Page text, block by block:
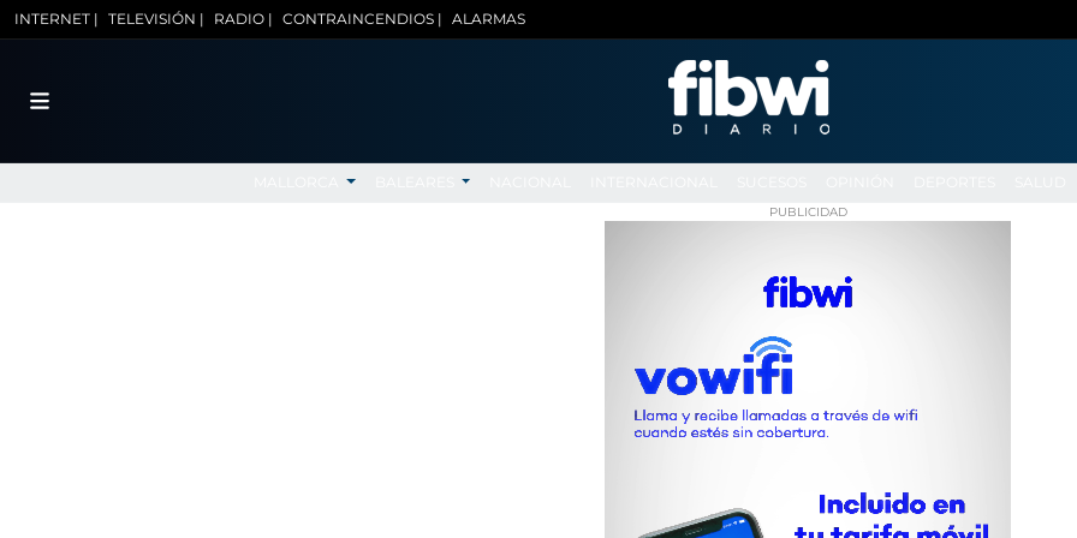
INTERNET | TELEVISIÓN | RADIO | CONTRAINCENDIOS | ALARMAS